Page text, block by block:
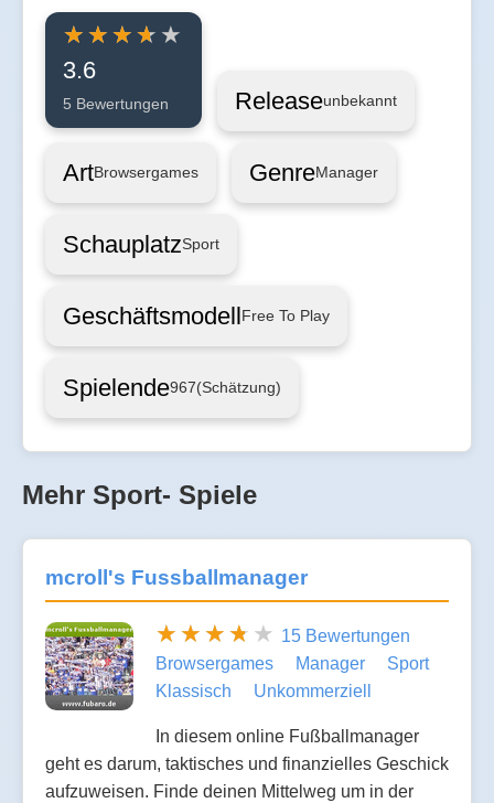
3.6
5 Bewertungen Releaseunbekannt
ArtBrowsergames GenreManager
SchauplatzSport
GeschäftsmodellFree To Play
Spielende967(Schätzung)
Mehr Sport- Spiele
mcroll's Fussballmanager
15 Bewertungen
Browsergames
Manager
Sport
Klassisch
Unkommerziell
In diesem online Fußballmanager
geht es darum, taktisches und finanzielles Geschick
aufzuweisen. Finde deinen Mittelweg um in der